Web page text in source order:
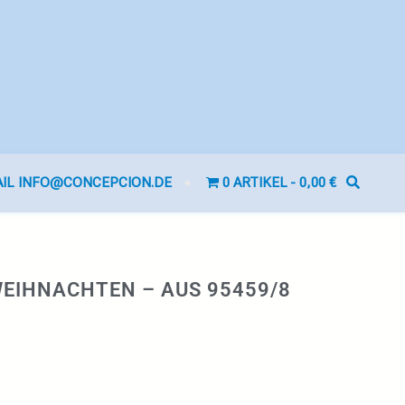
INFO@CONCEPCION.DE 0 ARTIKEL 0,00 €
– AUS 95459/8